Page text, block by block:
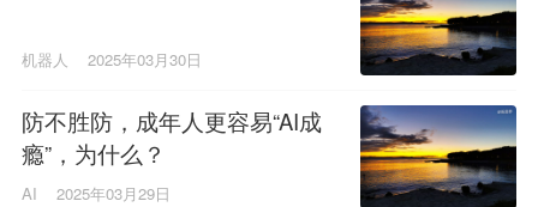
机器人 2025年03月30日
防不胜防，成年人更容易“AI成
瘾”，为什么？
AI 2025年03月29日